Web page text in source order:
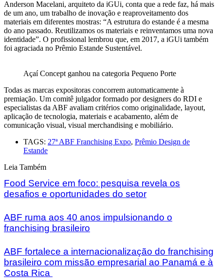
Anderson Macelani, arquiteto da iGUi, conta que a rede faz, há mais
de um ano, um trabalho de inovação e reaproveitamento dos
materiais em diferentes mostras: “A estrutura do estande é a mesma
do ano passado. Reutilizamos os materiais e reinventamos uma nova
identidade”. O profissional lembrou que, em 2017, a iGUi também
foi agraciada no Prêmio Estande Sustentável.
Açaí Concept ganhou na categoria Pequeno Porte
Todas as marcas expositoras concorrem automaticamente à
premiação. Um comitê julgador formado por designers do RDI e
especialistas da ABF avaliam critérios como originalidade, layout,
aplicação de tecnologia, materiais e acabamento, além de
comunicação visual, visual merchandising e mobiliário.
TAGS: 27ª ABF Franchising Expo, Prêmio Design de
Estande
Leia Também
Food Service em foco: pesquisa revela os
desafios e oportunidades do setor
ABF ruma aos 40 anos impulsionando o
franchising brasileiro
ABF fortalece a internacionalização do franchising
brasileiro com missão empresarial ao Panamá e à
Costa Rica